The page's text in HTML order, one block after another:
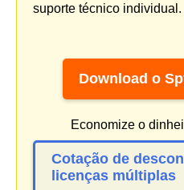
suporte técnico individual.
Download o
Economize o
Cotação de
licenças múltiplas